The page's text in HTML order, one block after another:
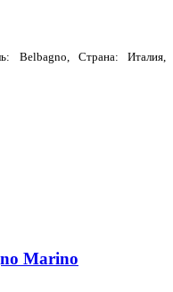
Belbagno, Страна: Италия,
Marino